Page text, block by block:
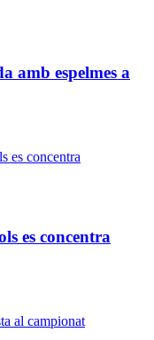
amb espelmes a
es concentra